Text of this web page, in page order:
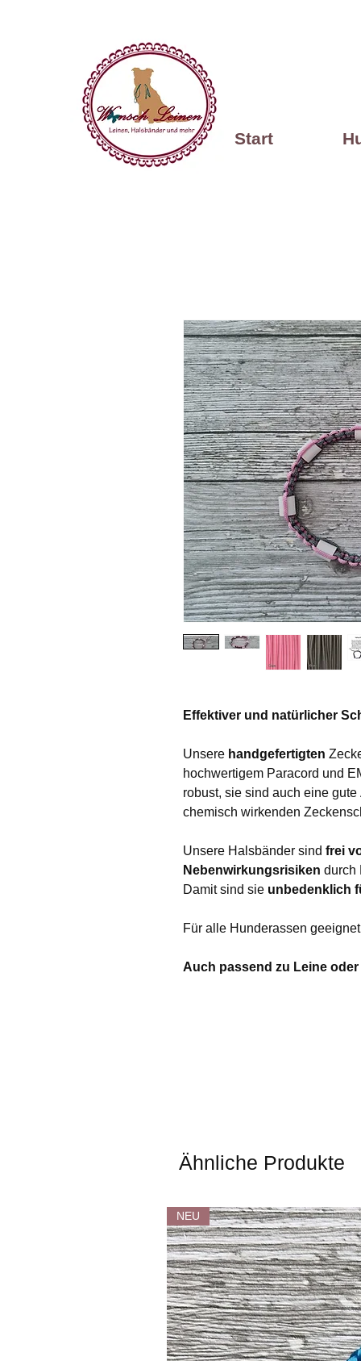
Start
Effektiver und natürlicher
Unsere handgefertigten
hochwertigem Paracord und
robust, sie sind auch eine
chemisch wirkenden
Unsere Halsbänder sind frei
Nebenwirkungsrisiken durch
Damit sind sie unbedenklich
Für alle Hunderassen
Auch passend zu Leine
Ähnliche Produkte
NEU